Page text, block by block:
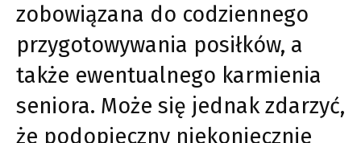
zobowiązana do codziennego
przygotowywania posiłków, a
także ewentualnego karmienia
seniora. Może się jednak zdarzyć,
że podopieczny niekoniecznie